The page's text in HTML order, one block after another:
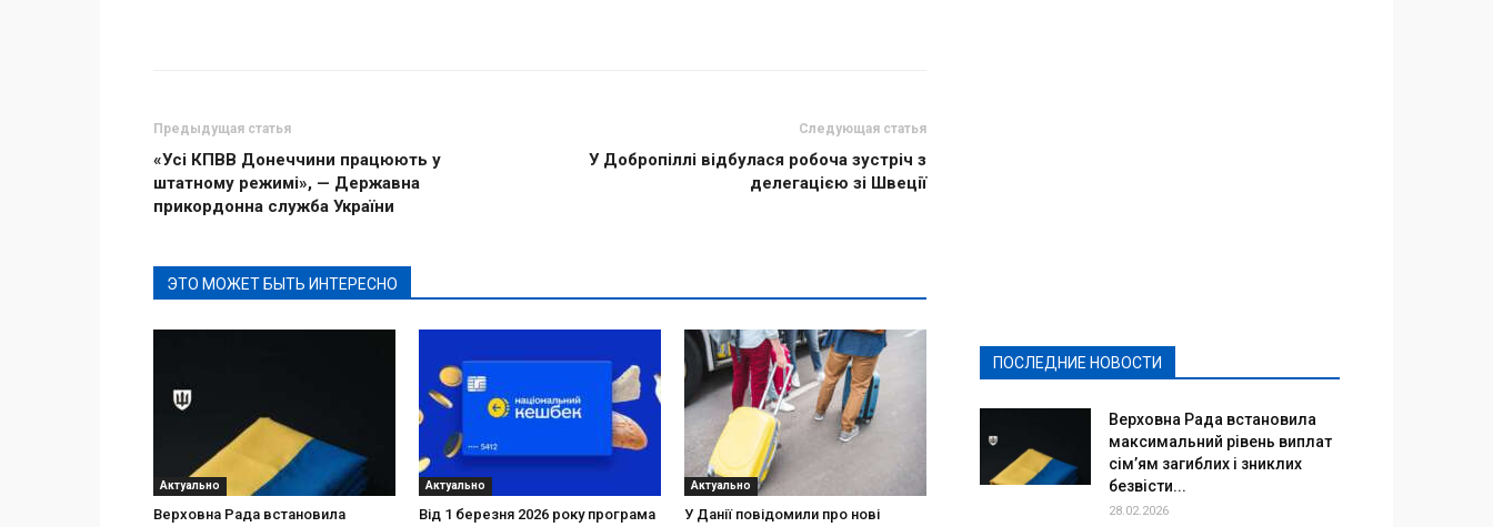
Предыдущая статья
«Усі КПВВ Донеччини працюють у
штатному режимі», — Державна
прикордонна служба України
Следующая статья
У Добропіллі відбулася робоча зустріч з
делегацією зі Швеції
ЭТО МОЖЕТ БЫТЬ ИНТЕРЕСНО
Актуально
Верховна Рада встановила
Актуально
Від 1 березня 2026 року програма
Актуально
У Данії повідомили про нові
ПОСЛЕДНИЕ НОВОСТИ
Верховна Рада встановила
максимальний рівень виплат
сім’ям загиблих і зниклих
безвісти...
28.02.2026